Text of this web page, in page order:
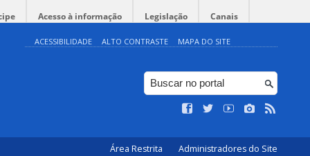
Acesso à informação Legislação Canais
ACESSIBILIDADE ALTO CONTRASTE MAPA DO SITE
Área Restrita Administradores do Site